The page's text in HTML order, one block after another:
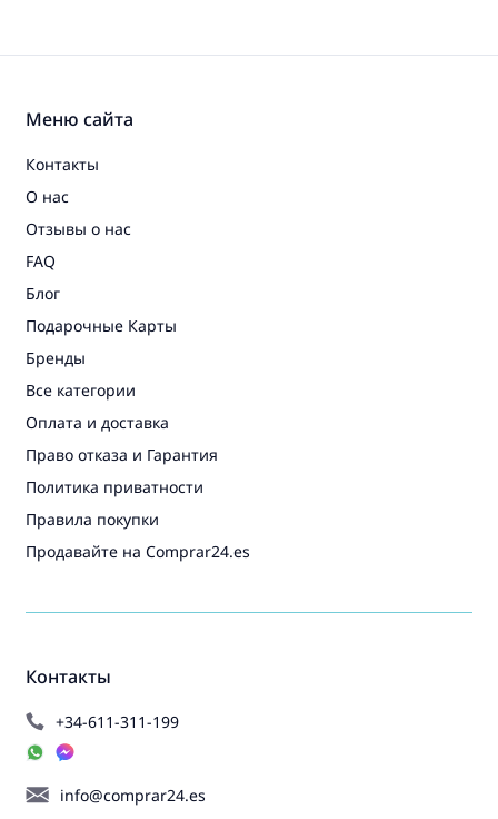
Контакты
+34-611-311-199
info@comprar24.es
Меню сайта
Контакты
О нас
Отзывы о нас
FAQ
Блог
Подарочные Карты
Бренды
Все категории
Оплата и доставка
Право отказа и Гарантия
Политика приватности
Правила покупки
Продавайте на Comprar24.es